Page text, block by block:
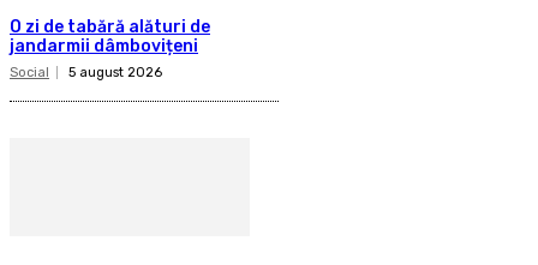
O zi de tabără alături de
jandarmii dâmbovițeni
Social 5 august 2026